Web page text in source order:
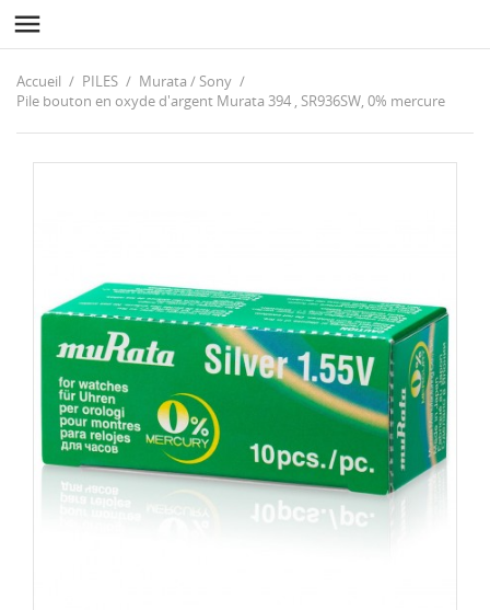

Accueil PILES
Murata / Sony
Pile bouton en oxyde d'argent Murata 394 , SR936SW, 0% mercure